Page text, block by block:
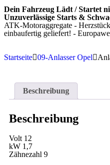
Dein Fahrzeug Lädt / Startet
Unzuverlässige Starts &
ATK-Motoraggregate -
einbaufertig geliefert! -
Startseite 09-Anlasser Opel
Beschreibung
Beschreibung
Volt 12
kW 1,7
Zähnezahl 9